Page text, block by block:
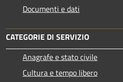
Documenti e dati
CATEGORIE DI SERVIZIO
Anagrafe e stato civile
Cultura e tempo libero